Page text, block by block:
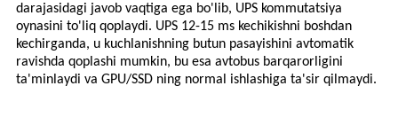
darajasidagi javob vaqtiga ega bo'lib, UPS kommutatsiya
oynasini to'liq qoplaydi. UPS 12-15 ms kechikishni boshdan
kechirganda, u kuchlanishning butun pasayishini avtomatik
ravishda qoplashi mumkin, bu esa avtobus barqarorligini
ta'minlaydi va GPU/SSD ning normal ishlashiga ta'sir qilmaydi.